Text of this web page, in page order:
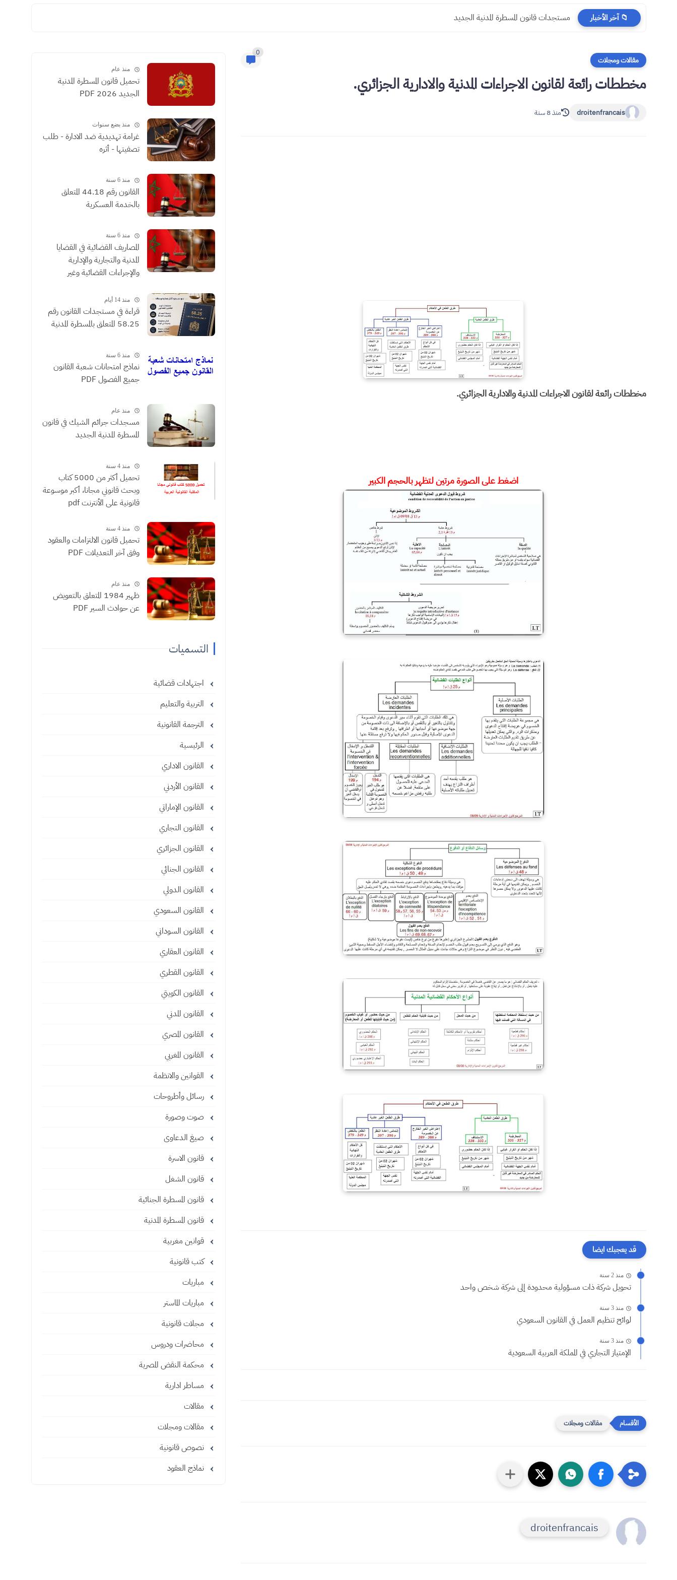
📁 آخر الأخبار مستجدات قانون المسطرة المدنية الجديد
مقالات ومجلات
0
مخططات رائعة لقانون الاجراءات المدنية والادارية الجزائري.
droitenfrancais منذ 8 سنة
مخططات رائعة لقانون الاجراءات المدنية والادارية الجزائري.
اضغط على الصورة مرتين لتظهر بالحجم الكبير
قد يعجبك ايضا
منذ 2 سنة
تحويل شركة ذات مسؤولية محدودة إلى شركة شخص واحد
منذ 3 سنة
لوائح تنظيم العمل في القانون السعودي
منذ 3 سنة
الإمتياز التجاري في المملكة العربية السعودية
مقالات ومجلات
droitenfrancais
منذ عام
تحميل قانون المسطرة المدنية
الجديد 2026 PDF
منذ بضع سنوات
غرامة تهديدية ضد الادارة - طلب
تصفيتها - أثره
منذ 6 سنة
القانون رقم 44.18 المتعلق
بالخدمة العسكرية
منذ 6 سنة
المصاريف القضائية في القضايا
المدنية والتجارية والإدارية
والإجراءات القضائية وغير
الموثقون
منذ 14 أيام
​قراءة في مستجدات القانون رقم
58.25 المتعلق بالمسطرة المدنية
منذ 6 سنة
نماذج امتحانات شعبة القانون
جميع الفصول PDF
منذ عام
مسجدات جرائم الشيك في قانون
المسطرة المدنية الجديد
منذ 4 سنة
تحميل أكثر من 5000 كتاب
وبحث قانوني مجانا، أكبر موسوعة
قانونية على الأنترنت pdf
منذ 4 سنة
تحميل قانون الالتزامات والعقود
وفق آخر التعديلات PDF
منذ عام
ظهير 1984 المتعلق بالتعويض
عن حوادث السير PDF
التسميات
اجتهادات قضائية
التربية والتعليم
الترجمة القانونية
الرئيسية
القانون الاداري
القانون الأردني
القانون الإماراتي
القانون التجاري
القانون الجزائري
القانون الجنائي
القانون الدولي
القانون السعودي
القانون السوداني
القانون العقاري
القانون القطري
القانون الكويتي
القانون المدني
القانون المصري
القانون المغربي
القوانين والانظمة
رسائل وأطروحات
صوت وصورة
صيغ الدعاوى
قانون الاسرة
قانون الشغل
قانون المسطرة الجنائية
قانون المسطرة المدنية
قوانين مغربية
كتب قانونية
مباريات
مباريات الماستر
مجلات قانونية
محاضرات ودروس
محكمة النقض المصرية
مساطر ادارية
مقالات
مقالات ومجلات
نصوص قانونية
نماذج العقود